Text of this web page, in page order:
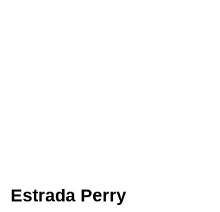
Estrada Perry